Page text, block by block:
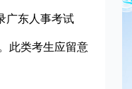
广东人事考试
此类考生应留意